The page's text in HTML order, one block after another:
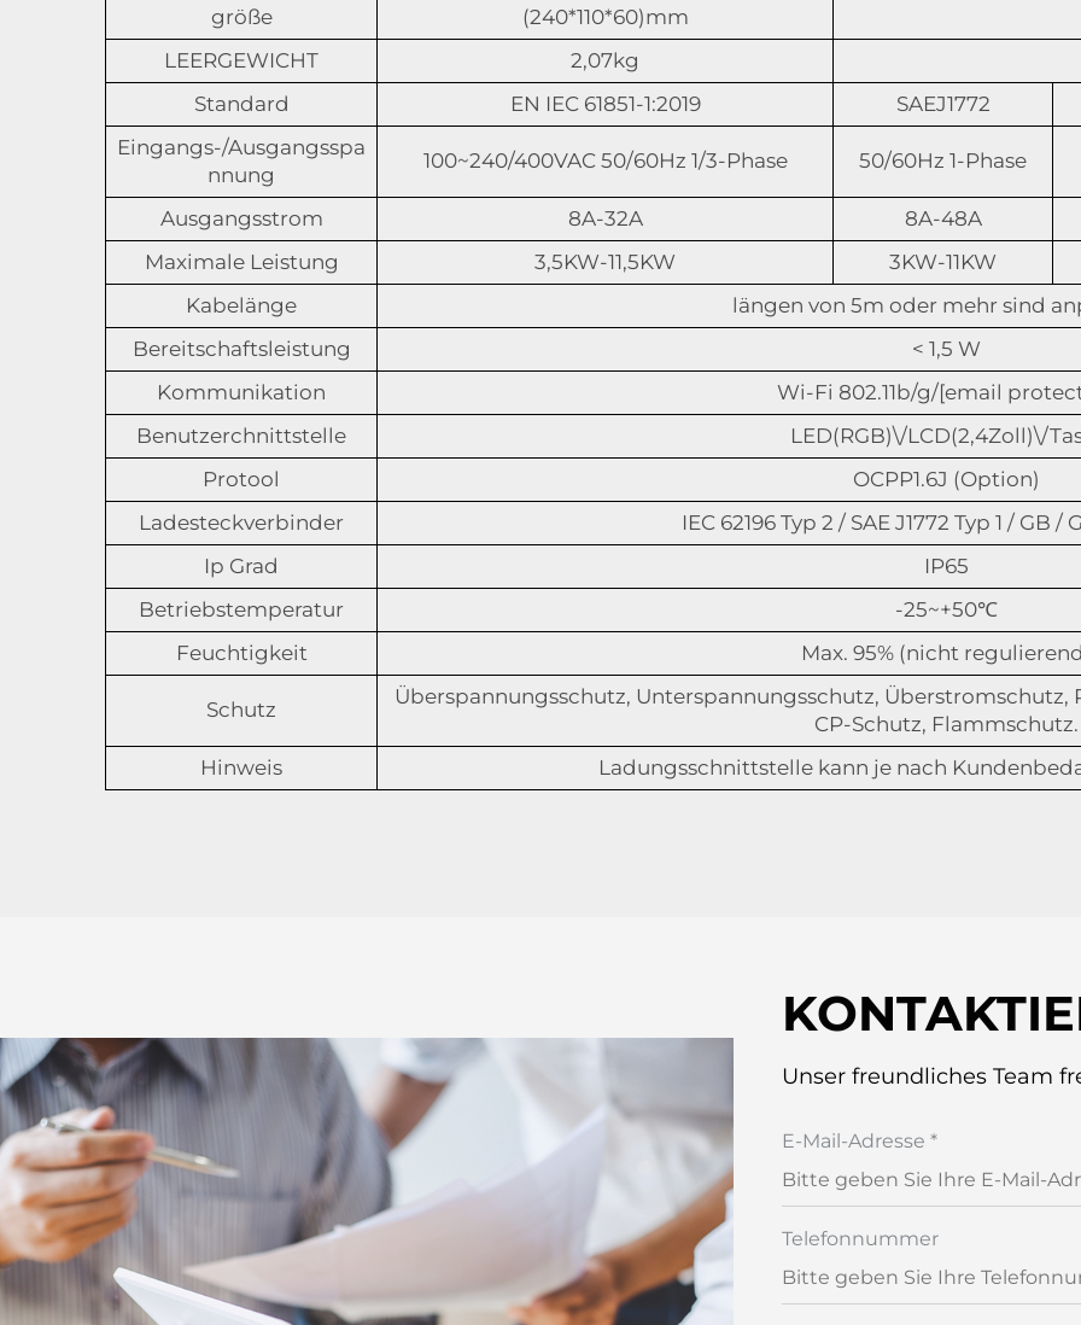
größe
(240*110*60)mm
LEERGEWICHT
2,07kg
Standard
EN IEC 61851-1:2019
SAEJ1772
Eingangs-/Ausgangsspa
nnung
100~240/400VAC 50/60Hz 1/3-Phase 50/60Hz 1-Phase
Ausgangsstrom 8A-32A
8A-48A
Maximale Leistung
3,5KW-11,5KW
3KW-11KW
Kabelänge
längen von 5m oder mehr sind
Bereitschaftsleistung
< 1,5 W
Kommunikation
Wi-Fi 802.11b/g/[email
Benutzerchnittstelle
LED(RGB)\/LCD(2,4Zoll)\/
Protool
OCPP1.6J (Option)
Ladesteckverbinder
IEC 62196 Typ 2 / SAE J1772 Typ 1 / GB /
Ip Grad
IP65
Betriebstemperatur
-25~+50℃
Feuchtigkeit
Max. 95% (nicht
Schutz
Überspannungsschutz, Unterspannungsschutz,
CP-Schutz, Flammschutz.
Hinweis
Ladungsschnittstelle kann je nach
Unser freundliches Team
E-Mail-Adresse*
Telefonnummer